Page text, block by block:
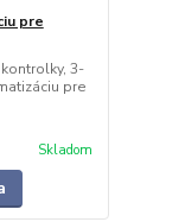
pre
3-
pre
Skladom